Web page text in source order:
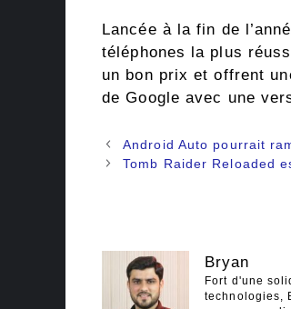
Lancée à la fin de
téléphones la plus
un bon prix et offrent
de Google avec une
Navigation
des
Android Auto pourrait
Tomb Raider Reloaded
Bryan
Fort d'une
technologies,